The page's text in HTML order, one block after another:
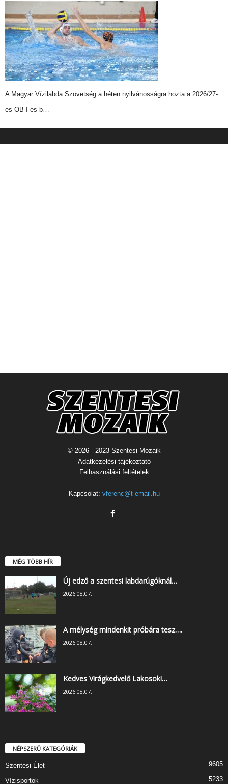
A Magyar Vízilabda Szövetség a héten nyilvánosságra hozta a 2026/27-
es OB I-es b…
© 2026 - 2023 Szentesi Mozaik
Adatkezelési tájékoztató
Felhasználási feltételek
Kapcsolat: vferenc@t-email.hu
MÉG TÖBB HÍR
Új edző a szentesi labdarúgóknál…
2026.08.07.
A mélység mindenkit próbára tesz….
2026.08.07.
Kedves Virágkedvelő Lakosok!…
2026.08.07.
NÉPSZERŰ KATEGÓRIÁK
Szentesi Élet 9605
Vízisportok 5233